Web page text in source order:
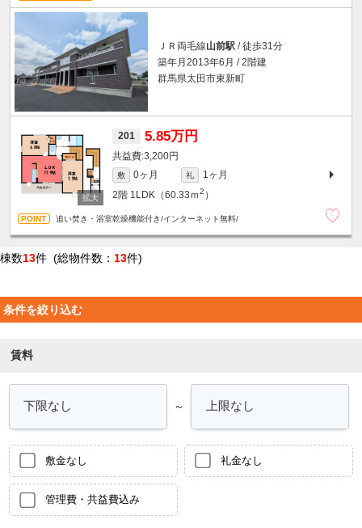
ＪＲ両毛線山前駅 / 徒歩31分
築年月2013年6月 / 2階建
群馬県太田市東新町
201 5.85万円
3,200円
敷 0ヶ月 礼
1ヶ月
2階 1LDK（60.33ｍ2 ）
追い焚き・浴室乾燥機能付き/インターネット無料/
棟数13件 (総物件数： 13件)
条件を絞り込む
賃料
～
敷金なし 礼金なし
管理費・共益費込み